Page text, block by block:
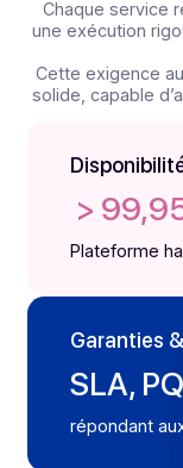
Chaque
une exécution
Cette
>